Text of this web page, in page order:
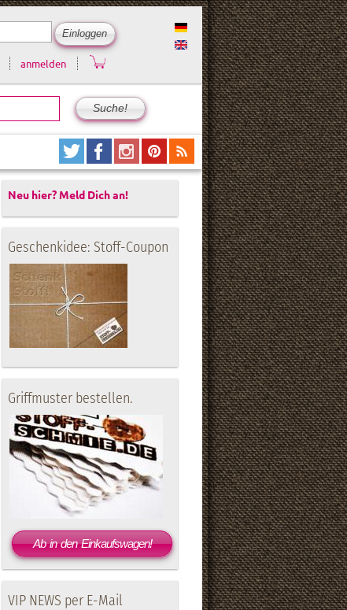
anmelden
Neu hier? Meld Dich an!
Geschenkidee: Stoff-Coupon
Griffmuster bestellen.
Ab in den Einkaufswagen!
VIP NEWS per E-Mail